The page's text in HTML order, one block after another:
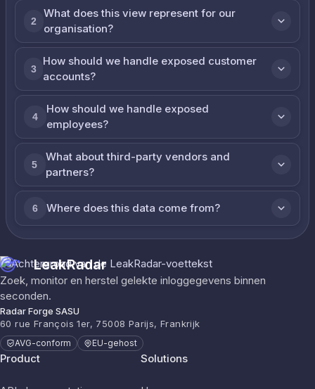
2
What does this view represent for our
organisation?
3
How should we handle exposed customer
accounts?
4
How should we handle exposed
employees?
5
What about third-party vendors and
partners?
6 Where does this data come from?
LeakRadar
Zoek, monitor en herstel gelekte inloggegevens binnen
seconden.
Radar Forge SASU
60 rue François 1er, 75008 Parijs, Frankrijk
AVG-conform EU-gehost
Product Solutions